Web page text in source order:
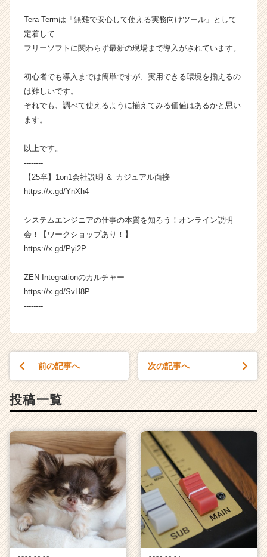
r
a
e
r）
Tera Termは「無難で安心して使える実務向けツール」として
定着して
フリーソフトに関わらず最新の現場まで導入がされています。
初心者でも導入までは簡単ですが、実用できる環境を揃えるの
は難しいです。
それでも、調べて使えるように揃えてみる価値はあるかと思い
ます。
以上です。
--------
【25卒】1on1会社説明 ＆ カジュアル面接
https://x.gd/YnXh4
システムエンジニアの仕事の本質を知ろう！オンライン説明
会！【ワークショップあり！】
https://x.gd/Pyi2P
ZEN Integrationのカルチャー
https://x.gd/SvH8P
--------
前の記事へ 次の記事へ
投稿一覧